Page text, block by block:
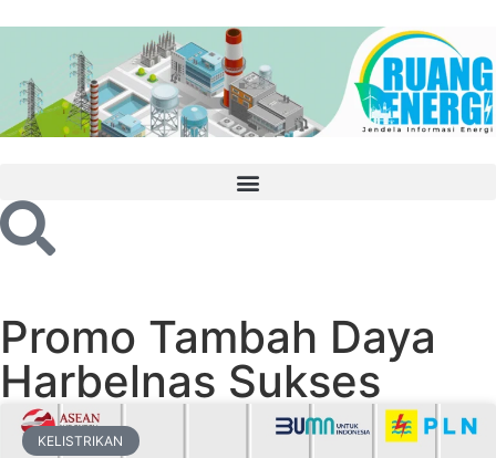
Promo Tambah Daya
Harbelnas Sukses
KELISTRIKAN